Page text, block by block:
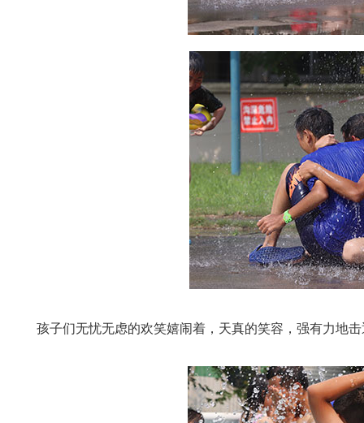
孩子们无忧无虑的欢笑嬉闹着，天真的笑容，强有力地